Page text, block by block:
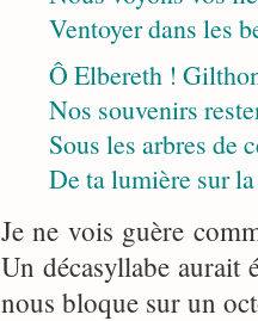
Ventoyer dans les
Ô Elbereth !
Nos souvenirs
Sous les arbres de
De ta lumière sur
Je ne vois guère
Un décasyllabe aurait
nous bloque sur un